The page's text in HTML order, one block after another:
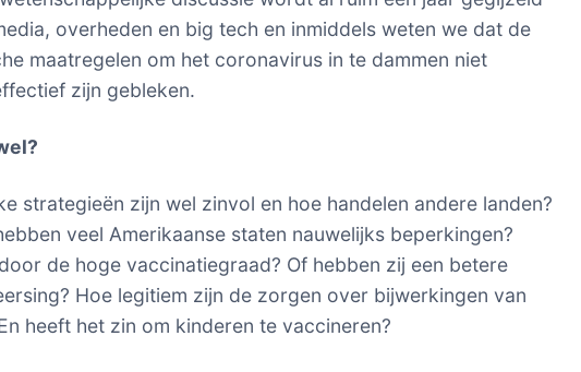
overheden en big tech en inmiddels weten we dat de
maatregelen om het coronavirus in te dammen niet
zijn gebleken.
strategieën zijn wel zinvol en hoe handelen andere landen?
veel Amerikaanse staten nauwelijks beperkingen?
de hoge vaccinatiegraad? Of hebben zij een betere
Hoe legitiem zijn de zorgen over bijwerkingen van
heeft het zin om kinderen te vaccineren?